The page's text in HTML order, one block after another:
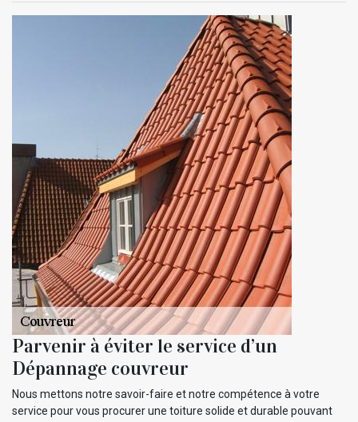
Parvenir à éviter le service d’un
Dépannage couvreur
Nous mettons notre savoir-faire et notre compétence à votre
service pour vous procurer une toiture solide et durable pouvant